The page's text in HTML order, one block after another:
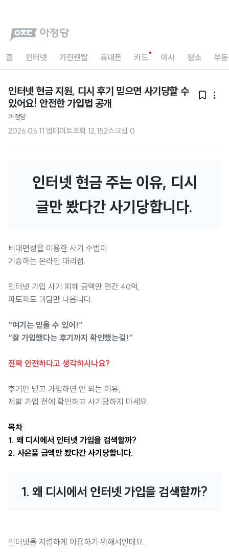
홈 인터넷 가전렌탈 휴대폰 카드 이사 청소 부
인터넷 현금 지원, 디시 후기 믿으면 사기당할 수
있어요! 안전한 가입법 공개
 
아정당
2026.05.11 업데이트조회 12,152스크랩 0
인터넷 현금 주는 이유, 디시
글만 봤다간 사기당합니다.
비대면성을 이용한 사기 수법이
기승하는 온라인 대리점.
인터넷 가입 사기 피해 금액만 연간 40억,
파도파도 괴담만 나옵니다.
“여기는 믿을 수 있어!”
“잘 가입했다는 후기까지 확인했는걸!”
진짜 안전하다고 생각하시나요?
후기만 믿고 가입하면 안 되는 이유,
제발 가입 전에 확인하고 사기당하지 마세요.
목차
1. 왜 디시에서 인터넷 가입을 검색할까?
2. 사은품 금액만 봤다간 사기당합니다.
1. 왜 디시에서 인터넷 가입을 검색할까?
인터넷을 저렴하게 이용하기 위해서인데요.